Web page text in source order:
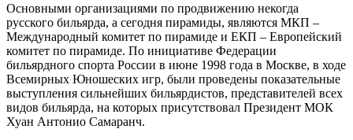
Основными организациями по продвижению некогда
русского бильярда, а сегодня пирамиды, являются МКП –
Международный комитет по пирамиде и ЕКП – Европейский
комитет по пирамиде. По инициативе Федерации
бильярдного спорта России в июне 1998 года в Москве, в ходе
Всемирных Юношеских игр, были проведены показательные
выступления сильнейших бильярдистов, представителей всех
видов бильярда, на которых присутствовал Президент МОК
Хуан Антонио Самаранч.